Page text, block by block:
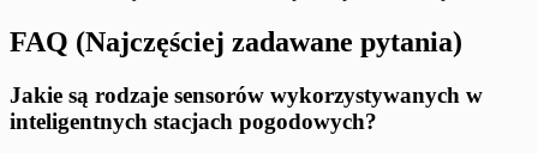
FAQ (Najczęściej zadawane pytania)
Jakie są rodzaje sensorów wykorzystywanych w
inteligentnych stacjach pogodowych?